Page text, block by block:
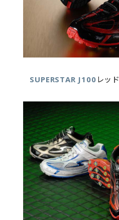
SUPERSTAR J100 レッ